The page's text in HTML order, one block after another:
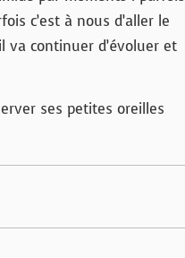
c’est à nous d’aller le
va continuer d’évoluer et
ses petites oreilles